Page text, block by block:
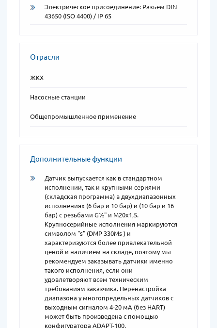
Электрическое присоединение: Разъем DIN
43650 (ISO 4400) / IP 65
Отрасли
ЖКХ
Насосные станции
Общепромышленное применение
Дополнительные функции
Датчик выпускается как в стандартном
исполнении, так и крупными сериями
(складская программа) в двухдиапазонных
исполнениях (6 бар и 10 бар) и (10 бар и 16
бар) с резьбами G½" и М20х1,5.
Крупносерийные исполнения маркируются
символом "s" (DMP 330Ms ) и
характеризуются более привлекательной
ценой и наличием на складе, поэтому мы
рекомендуем заказывать датчики именно
такого исполнения, если они
удовлетворяют всем техническим
требованиям заказчика. Перенастройка
диапазона у многопредельных датчиков с
выходным сигналом 4-20 мА (без HART)
может быть произведена с помощью
конфигуратора ADAPT-100.